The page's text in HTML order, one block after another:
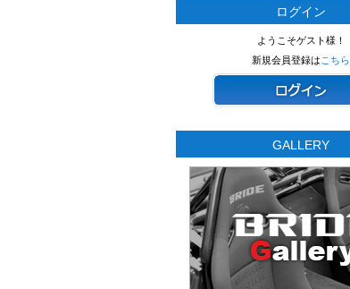
ログイン
ようこそゲスト様！
新規会員登録は こちら
GALLERY